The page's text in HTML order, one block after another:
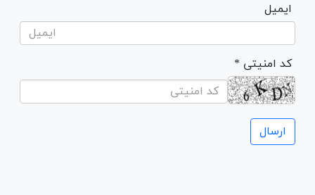
ایمیل
* کد امنیتی